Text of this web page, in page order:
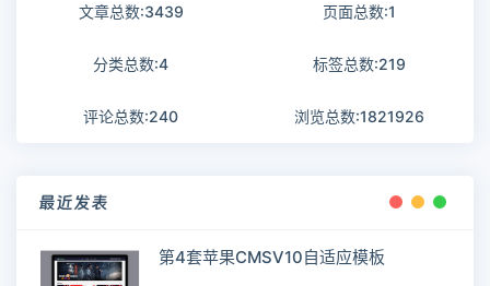
文章总数:3439 页面总数:1
分类总数:4 标签总数:219
评论总数:240 浏览总数:1821926
最近发表
第4套苹果CMSV10自适应模板